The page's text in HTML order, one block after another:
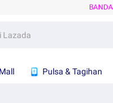
Pulsa & Tagihan